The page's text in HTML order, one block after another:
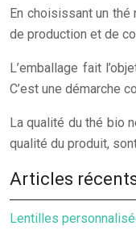
En choisissant un
de production et de
L’emballage fait
C’est une démarche
La qualité du thé bio
qualité du produit,
Articles
Lentilles